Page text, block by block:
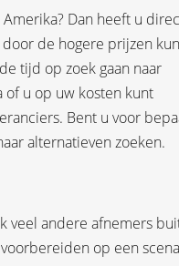
Dan heeft u
de hogere prijzen
tijd op zoek gaan naar
of u op uw kosten kunt
Bent u voor
alternatieven zoeken.
veel andere afnemers
op een